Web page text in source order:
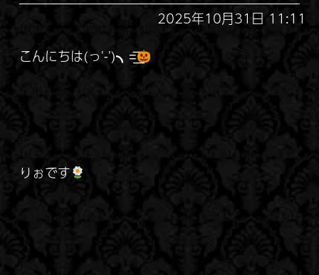
2025年10月31日 11:11
こんにちは(っ'-')╮=͟͟͞͞
りぉです